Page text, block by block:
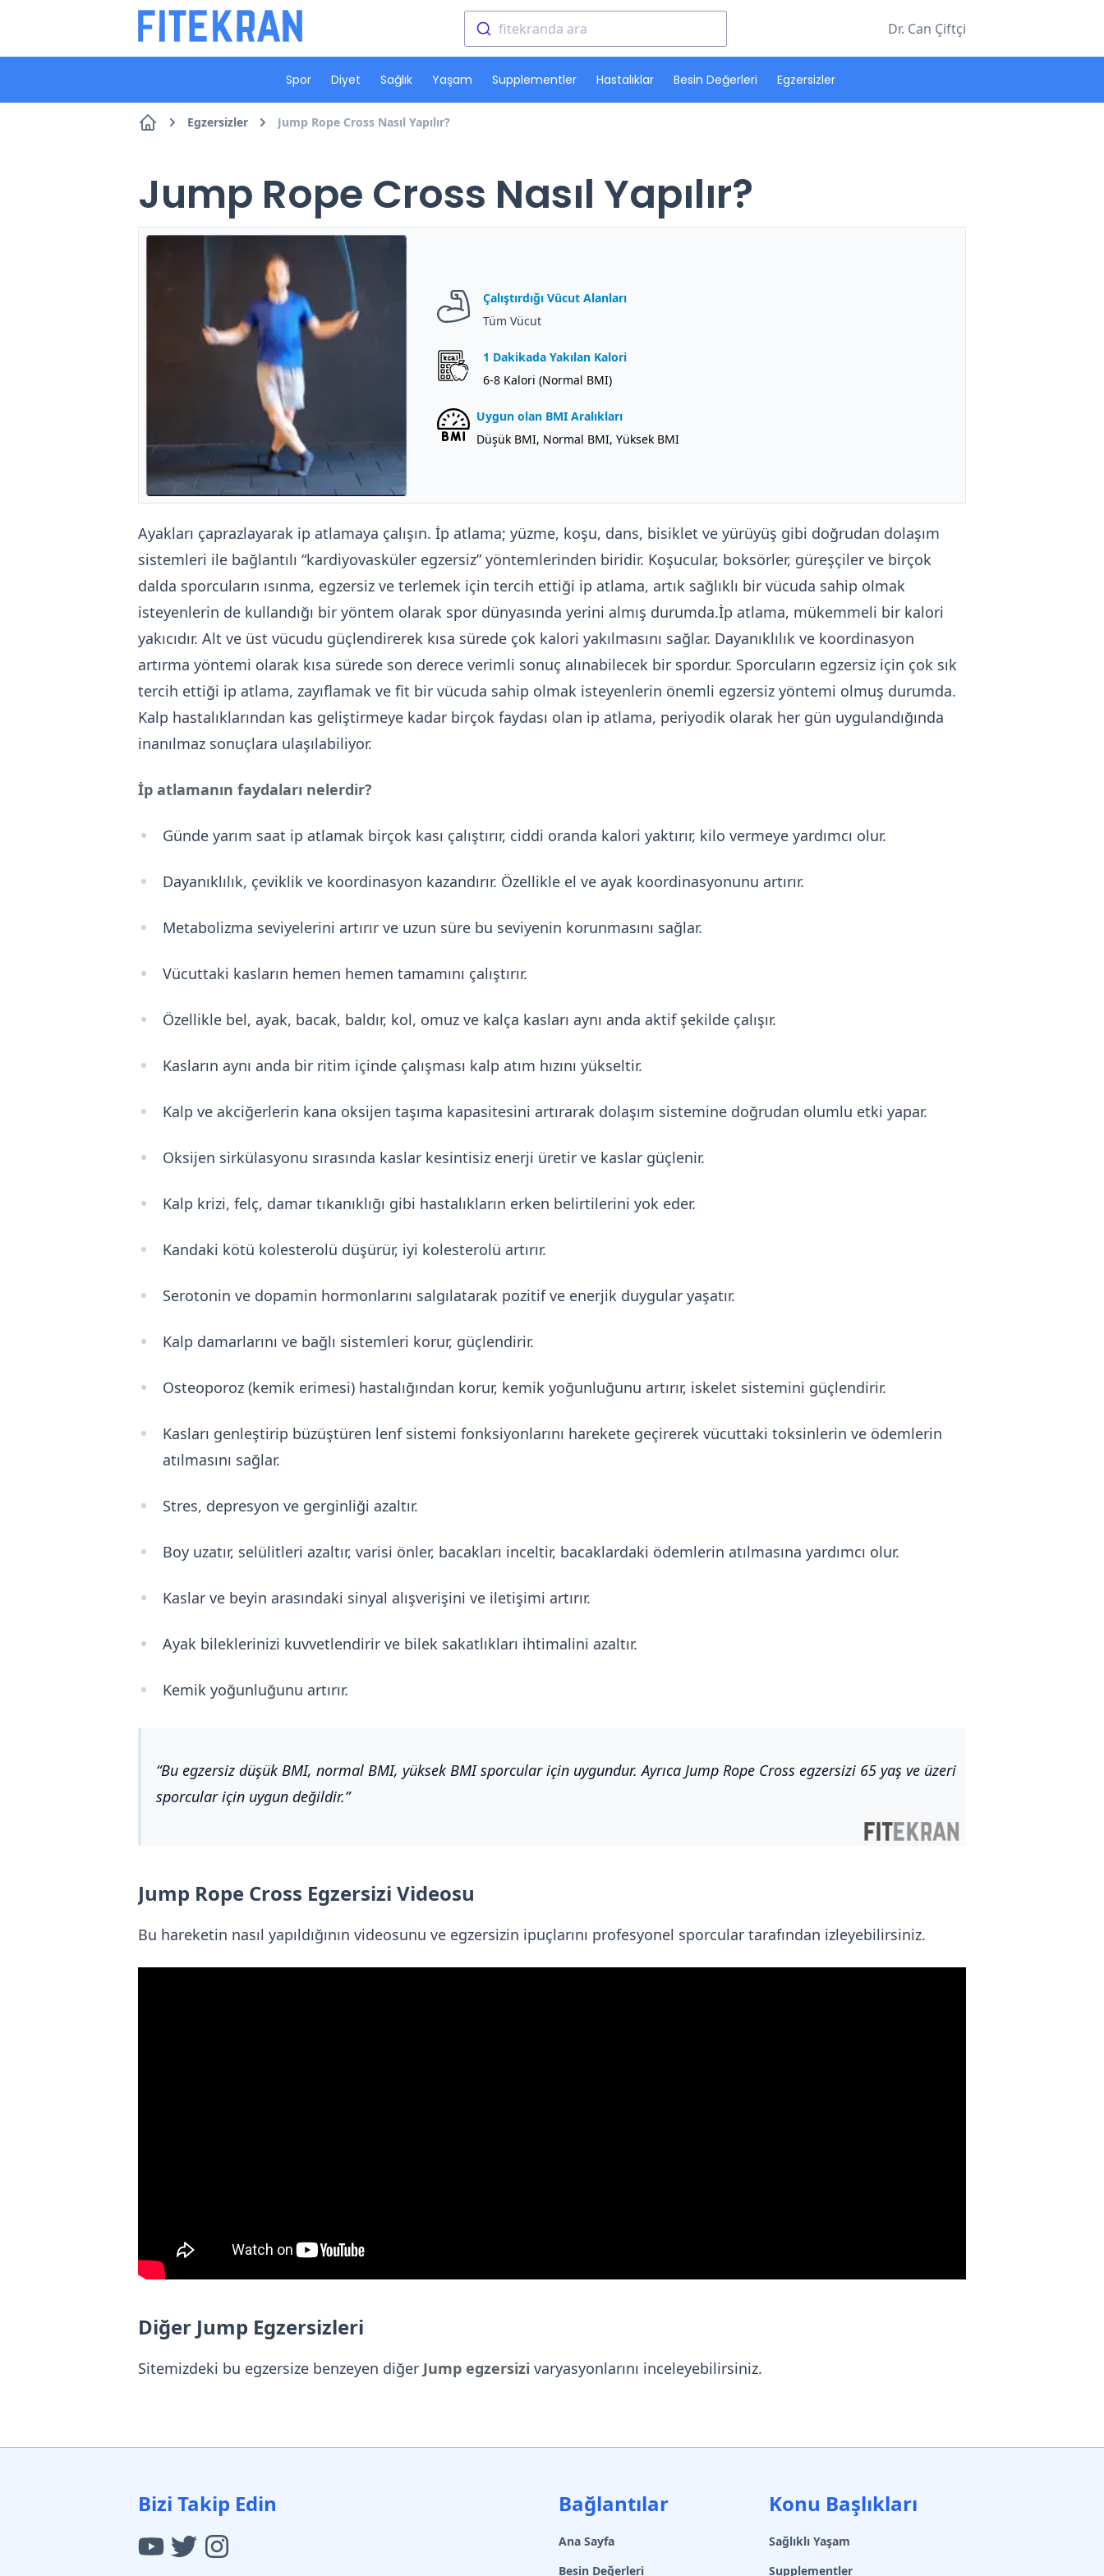
fitekranda ara Dr. Can Çiftçi
Spor Diyet Sağlık Yaşam Supplementler Hastalıklar Besin Değerleri Egzersizler
Egzersizler Jump Rope Cross Nasıl Yapılır?
Jump Rope Cross Nasıl Yapılır?
Çalıştırdığı Vücut Alanları
Tüm Vücut
1 Dakikada Yakılan Kalori
6-8 Kalori (Normal BMI)
Uygun olan BMI Aralıkları
Düşük BMI, Normal BMI, Yüksek BMI
Ayakları çaprazlayarak ip atlamaya çalışın. İp atlama; yüzme, koşu, dans, bisiklet ve yürüyüş gibi doğrudan dolaşım
sistemleri ile bağlantılı “kardiyovasküler egzersiz” yöntemlerinden biridir. Koşucular, boksörler, güreşçiler ve birçok
dalda sporcuların ısınma, egzersiz ve terlemek için tercih ettiği ip atlama, artık sağlıklı bir vücuda sahip olmak
isteyenlerin de kullandığı bir yöntem olarak spor dünyasında yerini almış durumda.İp atlama, mükemmeli bir kalori
yakıcıdır. Alt ve üst vücudu güçlendirerek kısa sürede çok kalori yakılmasını sağlar. Dayanıklılık ve koordinasyon
artırma yöntemi olarak kısa sürede son derece verimli sonuç alınabilecek bir spordur. Sporcuların egzersiz için çok sık
tercih ettiği ip atlama, zayıflamak ve fit bir vücuda sahip olmak isteyenlerin önemli egzersiz yöntemi olmuş durumda.
Kalp hastalıklarından kas geliştirmeye kadar birçok faydası olan ip atlama, periyodik olarak her gün uygulandığında
inanılmaz sonuçlara ulaşılabiliyor.
İp atlamanın faydaları nelerdir?
Günde yarım saat ip atlamak birçok kası çalıştırır, ciddi oranda kalori yaktırır, kilo vermeye yardımcı olur.
Dayanıklılık, çeviklik ve koordinasyon kazandırır. Özellikle el ve ayak koordinasyonunu artırır.
Metabolizma seviyelerini artırır ve uzun süre bu seviyenin korunmasını sağlar.
Vücuttaki kasların hemen hemen tamamını çalıştırır.
Özellikle bel, ayak, bacak, baldır, kol, omuz ve kalça kasları aynı anda aktif şekilde çalışır.
Kasların aynı anda bir ritim içinde çalışması kalp atım hızını yükseltir.
Kalp ve akciğerlerin kana oksijen taşıma kapasitesini artırarak dolaşım sistemine doğrudan olumlu etki yapar.
Oksijen sirkülasyonu sırasında kaslar kesintisiz enerji üretir ve kaslar güçlenir.
Kalp krizi, felç, damar tıkanıklığı gibi hastalıkların erken belirtilerini yok eder.
Kandaki kötü kolesterolü düşürür, iyi kolesterolü artırır.
Serotonin ve dopamin hormonlarını salgılatarak pozitif ve enerjik duygular yaşatır.
Kalp damarlarını ve bağlı sistemleri korur, güçlendirir.
Osteoporoz (kemik erimesi) hastalığından korur, kemik yoğunluğunu artırır, iskelet sistemini güçlendirir.
Kasları genleştirip büzüştüren lenf sistemi fonksiyonlarını harekete geçirerek vücuttaki toksinlerin ve ödemlerin
atılmasını sağlar.
Stres, depresyon ve gerginliği azaltır.
Boy uzatır, selülitleri azaltır, varisi önler, bacakları inceltir, bacaklardaki ödemlerin atılmasına yardımcı olur.
Kaslar ve beyin arasındaki sinyal alışverişini ve iletişimi artırır.
Ayak bileklerinizi kuvvetlendirir ve bilek sakatlıkları ihtimalini azaltır.
Kemik yoğunluğunu artırır.
Bu egzersiz düşük BMI, normal BMI, yüksek BMI sporcular için uygundur. Ayrıca Jump Rope Cross egzersizi 65 yaş ve üzeri
sporcular için uygun değildir.
Jump Rope Cross Egzersizi Videosu
Bu hareketin nasıl yapıldığının videosunu ve egzersizin ipuçlarını profesyonel sporcular tarafından izleyebilirsiniz.
Diğer Jump Egzersizleri
Sitemizdeki bu egzersize benzeyen diğer Jump egzersizi varyasyonlarını inceleyebilirsiniz.
Bizi Takip Edin Bağlantılar
Ana Sayfa
Besin Değerleri
Konu Başlıkları
Sağlıklı Yaşam
Supplementler